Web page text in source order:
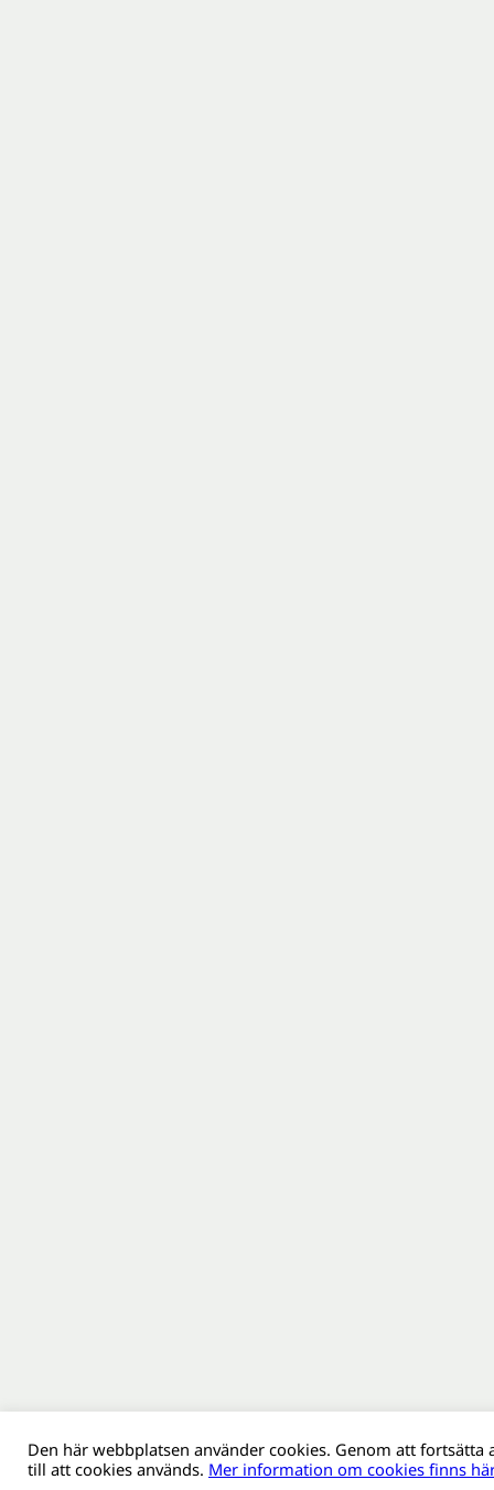
Den här webbplatsen använder cookies. Genom att fortsätta
till att cookies används. Mer information om cookies finns